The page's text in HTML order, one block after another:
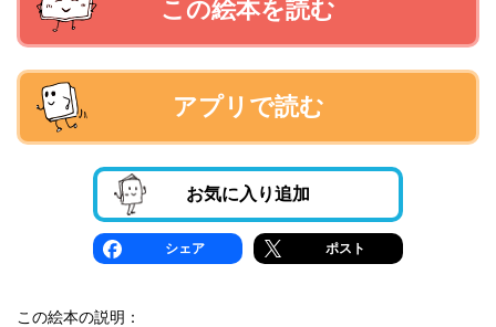
この絵本を読む
アプリで読む
お気に入り追加
シェア ポスト
この絵本の説明：